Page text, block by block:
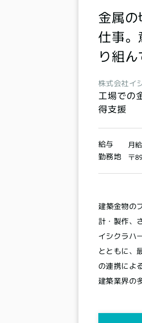
金属
仕事
り組
株式会社イ
工場での
得支援
給与 月
勤務地 〒
建築金物の
計・製作、
イシクラハ
とともに、
の連携によ
建築業界の